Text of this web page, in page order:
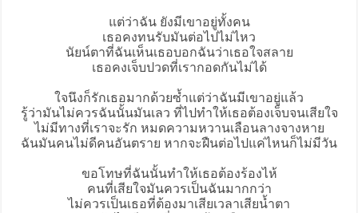
แต่ว่าฉัน ยังมีเขาอยู่ทั้งคน
เธอคงทนรับมันต่อไปไม่ไหว
นัยน์ตาที่ฉันเห็นเธอบอกฉันว่าเธอใจสลาย
เธอคงเจ็บปวดที่เรากอดกันไม่ได้
ใจนึงก็รักเธอมากด้วยซ้ำแต่ว่าฉันมีเขาอยู่แล้ว
รู้ว่ามันไม่ควรฉันนั้นมันเลว ที่ไปทำให้เธอต้องเจ็บจนเสียใจ
ไม่มีทางที่เราจะรัก หมดความหวานเลือนลางจางหาย
ฉันมันคนไม่ดีคนอันตราย หากจะฝืนต่อไปแค่ไหนก็ไม่มีวัน
ขอโทษที่ฉันนั้นทำให้เธอต้องร้องไห้
คนที่เสียใจมันควรเป็นฉันมากกว่า
ไม่ควรเป็นเธอที่ต้องมาเสียเวลาเสียน้ำตา